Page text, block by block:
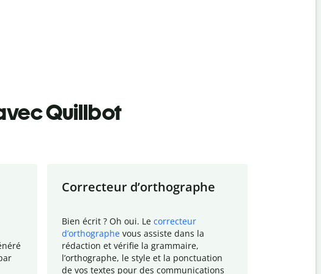
Quillbot
Correcteur d’orthographe
Bien écrit ? Oh oui. Le correcteur
d’orthographe vous assiste dans la
rédaction et vérifie la grammaire,
l’orthographe, le style et la ponctuation
de vos textes pour des communications